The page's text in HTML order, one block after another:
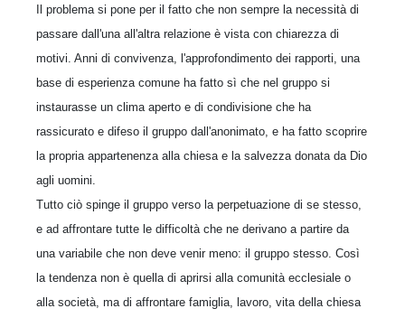
Il problema si pone per il fatto che non sempre la necessità di
passare dall'una all'altra relazione è vista con chiarezza di
motivi. Anni di convivenza, l'approfondimento dei rapporti, una
base di esperienza comune ha fatto sì che nel gruppo si
instaurasse un clima aperto e di condivisione che ha
rassicurato e difeso il gruppo dall'anonimato, e ha fatto scoprire
la propria appartenenza alla chiesa e la salvezza donata da Dio
agli uomini.
Tutto ciò spinge il gruppo verso la perpetuazione di se stesso,
e ad affrontare tutte le difficoltà che ne derivano a partire da
una variabile che non deve venir meno: il gruppo stesso. Così
la tendenza non è quella di aprirsi alla comunità ecclesiale o
alla società, ma di affrontare famiglia, lavoro, vita della chiesa